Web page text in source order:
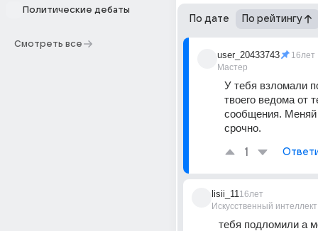
Политические дебаты
Смотреть все
По дате По рейтингу
user_20433743
Мастер
16лет
У тебя взломали
твоего ведома от
сообщения. Меняй
срочно.
1
lisii_11
Искусственный интеллект
16лет
тебя подломили а